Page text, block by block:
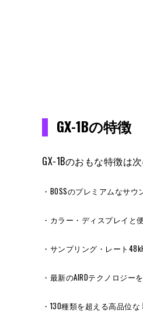
GX-1Bの特徴
GX-1Bのおもな特徴は
・BOSSのプレミアムなサ
・カラー・ディスプレイと
・サンプリング・レート
・最新のAIRDテクノロジ
・130種類を超える高品位な